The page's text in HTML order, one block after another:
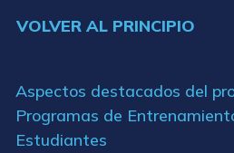
VOLVER AL PRINCIPIO
Aspectos destacados del
Programas de
Estudiantes